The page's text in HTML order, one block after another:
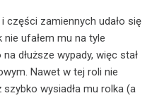
zamiennych udało się
ufałem mu na tyle
dłuższe wypady, więc stał
Nawet w tej roli nie
wysiadła mu rolka (a